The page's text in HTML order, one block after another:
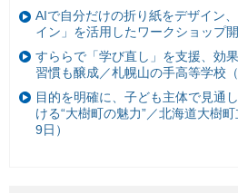
AIで自分だけの折り紙をデザイン
イン」を活用したワークショップ
すららで「学び直し」を支援、効
習慣も醸成／札幌山の手高等学校
目的を明確に、子ども主体で見通
ける“大樹町の魅力”／北海道大樹
9日）